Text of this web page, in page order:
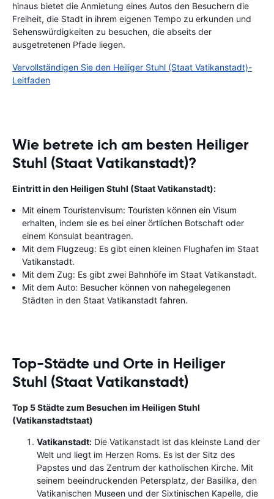
hinaus bietet die Anmietung eines Autos den Besuchern die
Freiheit, die Stadt in ihrem eigenen Tempo zu erkunden und
Sehenswürdigkeiten zu besuchen, die abseits der
ausgetretenen Pfade liegen.
Vervollständigen Sie den Heiliger Stuhl (Staat Vatikanstadt)-
Leitfaden
Wie betrete ich am besten Heiliger
Stuhl (Staat Vatikanstadt)?
Eintritt in den Heiligen Stuhl (Staat Vatikanstadt):
Mit einem Touristenvisum: Touristen können ein Visum
erhalten, indem sie es bei einer örtlichen Botschaft oder
einem Konsulat beantragen.
Mit dem Flugzeug: Es gibt einen kleinen Flughafen im Staat
Vatikanstadt.
Mit dem Zug: Es gibt zwei Bahnhöfe im Staat Vatikanstadt.
Mit dem Auto: Besucher können von nahegelegenen
Städten in den Staat Vatikanstadt fahren.
Top-Städte und Orte in Heiliger
Stuhl (Staat Vatikanstadt)
Top 5 Städte zum Besuchen im Heiligen Stuhl
(Vatikanstadtstaat)
Vatikanstadt: Die Vatikanstadt ist das kleinste Land der
Welt und liegt im Herzen Roms. Es ist der Sitz des
Papstes und das Zentrum der katholischen Kirche. Mit
seinem beeindruckenden Petersplatz, der Basilika, den
Vatikanischen Museen und der Sixtinischen Kapelle, die